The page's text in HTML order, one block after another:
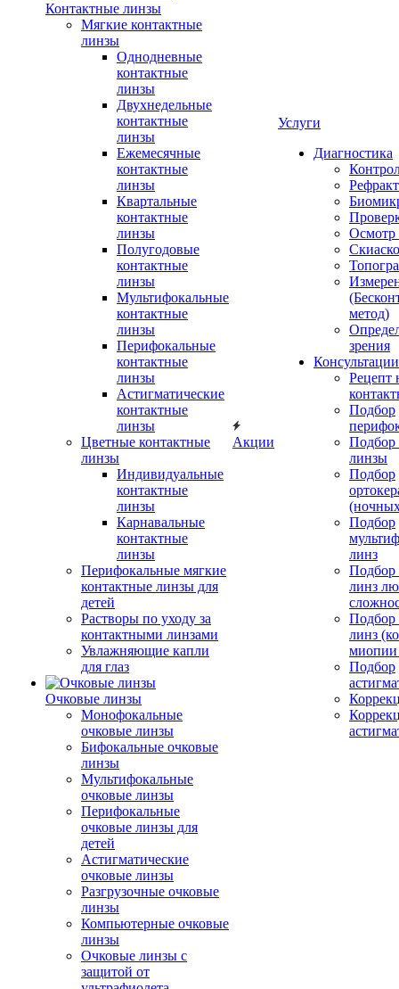
Контактные линзы
Мягкие контактные
линзы
Однодневные
контактные
линзы
Двухнедельные
контактные
линзы
Ежемесячные
контактные
линзы
Квартальные
контактные
линзы
Полугодовые
контактные
линзы
Мультифокальные
контактные
линзы
Перифокальные
контактные
линзы
Астигматические
контактные
линзы
Цветные контактные
линзы
Индивидуальные
контактные
линзы
Карнавальные
контактные
линзы
Перифокальные мягкие
контактные линзы для
детей
Растворы по уходу за
контактными линзами
Увлажняющие капли
для глаз
Очковые линзы
Монофокальные
очковые линзы
Бифокальные очковые
линзы
Мультифокальные
очковые линзы
Перифокальные
очковые линзы для
детей
Астигматические
очковые линзы
Разгрузочные очковые
линзы
Компьютерные очковые
линзы
Очковые линзы с
защитой от
Акции
Услуги
Диагностика
Осмотр
метод)
зрения
Рецепт
Подбор
Подбор
линзы
Подбор
Подбор
линз
Подбор
линз
Подбор
линз
миопии
Подбор